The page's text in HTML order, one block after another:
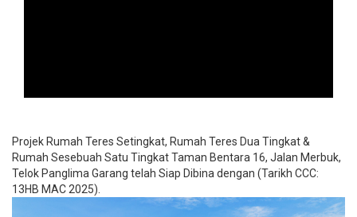
Projek Rumah Teres Setingkat, Rumah Teres Dua Tingkat &
Rumah Sesebuah Satu Tingkat Taman Bentara 16, Jalan Merbuk,
Telok Panglima Garang telah Siap Dibina dengan (Tarikh CCC:
13HB MAC 2025).